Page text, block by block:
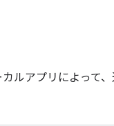
ルアプリによって